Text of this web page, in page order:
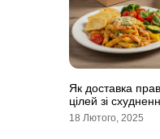
Як доставка
цілей зі
18 Лютого, 2025